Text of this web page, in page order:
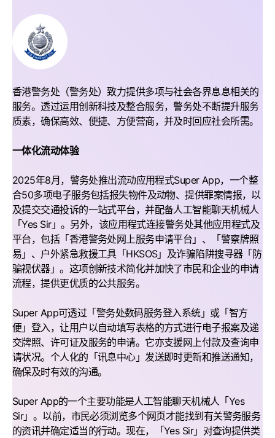
香港警务处（警务处）致力提供多项与社会各界息息相关的
服务。透过运用创新科技及整合服务，警务处不断提升服务
质素，确保高效、便捷、方便营商，并及时回应社会所需。
一体化流动体验
2025年8月，警务处推出流动应用程式Super App，一个整
合50多项电子服务包括报失物件及动物、提供罪案情报，以
及提交交通投诉的一站式平台，并配备人工智能聊天机械人
「Yes Sir」。另外，该应用程式连接警务处其他应用程式及
平台，包括「香港警务处网上服务申请平台」、「警察牌照
易」、户外紧急救援工具「HKSOS」及诈骗陷阱搜寻器「防
骗视伏器」。这项创新技术简化并加快了市民和企业的申请
流程，提供更优质的公共服务。
Super App可透过「警务处数码服务登入系统」或「智方
便」登入，让用户以自动填写表格的方式进行电子报案及递
交牌照、许可证及服务的申请。它亦支援网上付款及查询申
请状况。个人化的「讯息中心」发送即时更新和推送通知，
确保及时有效的沟通。
Super App的一个主要功能是人工智能聊天机械人「Yes
Sir」。以前，市民必须浏览多个网页才能找到有关警务服务
的资讯并确定适当的行动。现在，「Yes Sir」对查询提供类